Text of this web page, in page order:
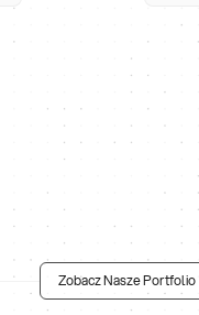
Zobacz Nasze Portfolio